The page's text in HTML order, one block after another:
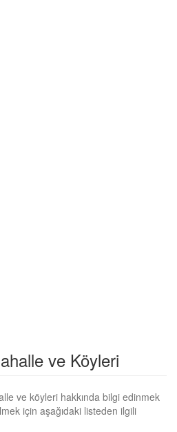
ve Köyleri
ve köyleri hakkında bilgi edinmek
için aşağıdaki listeden ilgili